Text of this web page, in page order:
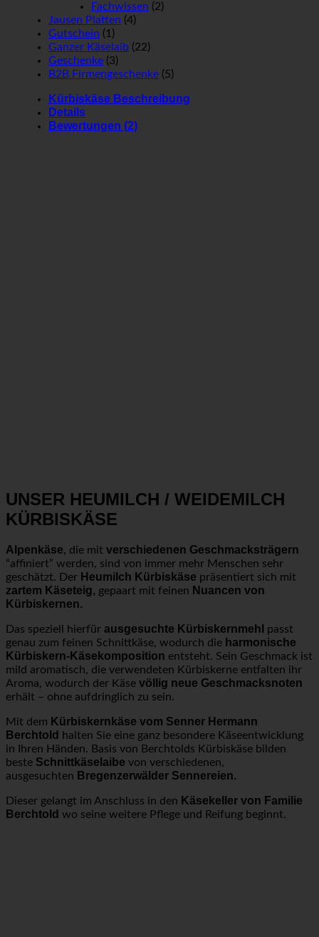
Fachwissen (2)
Jausen Platten (4)
Gutschein (1)
Ganzer Käselaib (22)
Geschenke (3)
B2B Firmengeschenke (5)
Kürbiskäse Beschreibung
Details
Bewertungen (2)
UNSER HEUMILCH / WEIDEMILCH
KÜRBISKÄSE
Alpenkäse, die mit verschiedenen Geschmacksträgern
“affiniert” werden, sind von immer mehr Menschen sehr
geschätzt. Der Heumilch Kürbiskäse präsentiert sich mit
zartem Käseteig, gepaart mit feinen Nuancen von
Kürbiskernen.
Das speziell hierfür ausgesuchte Kürbiskernmehl
passt
genau zum feinen Schnittkäse, wodurch die harmonische
Kürbiskern-Käsekomposition entsteht. Sein Geschmack ist
mild aromatisch, die verwendeten Kürbiskerne entfalten ihr
Aroma, wodurch der Käse völlig neue Geschmacksnoten
erhält – ohne aufdringlich zu sein.
Mit dem Kürbiskernkäse vom Senner Hermann
Berchtold
halten Sie eine ganz besondere Käseentwicklung
in Ihren Händen. Basis von Berchtolds Kürbiskäse bilden
beste Schnittkäselaibe von verschiedenen,
ausgesuchten Bregenzerwälder Sennereien.
Dieser gelangt im Anschluss in den Käsekeller von Familie
Berchtold wo seine weitere Pflege und Reifung beginnt.